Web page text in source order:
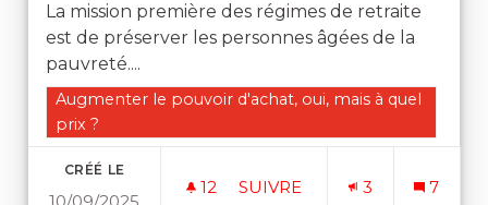
La mission première des régimes de retraite
est de préserver les personnes âgées de la
pauvreté....
Filtrer les résultats de la catégorie : Augmenter le
Augmenter le pouvoir d'achat, oui, mais à quel
prix ?
CRÉÉ LE
12 12 ABONNÉS
SUIVRE 3 7